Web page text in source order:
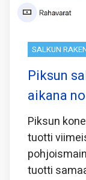
SALKUN
Piksun
aikana
Piksun
tuotti
tuotti